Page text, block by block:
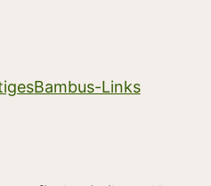
Bambus-Links